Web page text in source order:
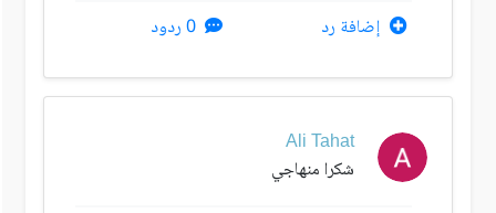
إضافة رد 0 ردود
Ali Tahat
شكرا منهاجي